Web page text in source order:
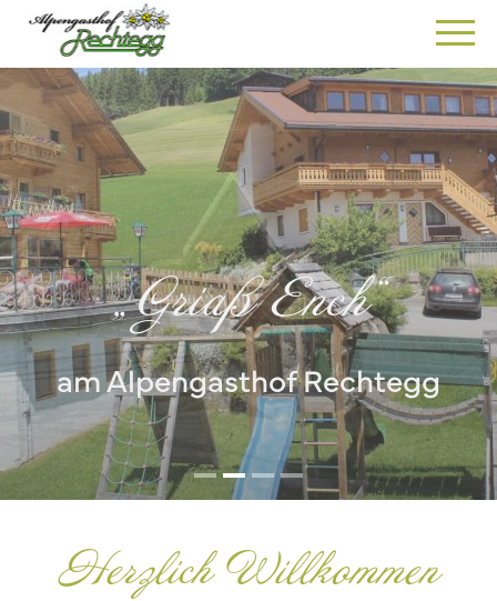
„Griaß Ench“
am Alpengasthof Rechtegg
Herzlich Willkommen